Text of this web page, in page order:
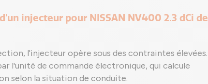
injecteur pour NISSAN NV400 2.3 dCi de
l'injecteur opère sous des contraintes élevées.
l'unité de commande électronique, qui calcule
selon la situation de conduite.